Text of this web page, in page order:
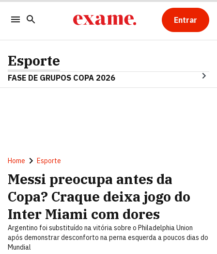
Entrar
Esporte
FASE DE GRUPOS COPA 2026
Home Esporte
Messi preocupa antes da
Copa? Craque deixa jogo do
Inter Miami com dores
Argentino foi substituído na vitória sobre o Philadelphia Union
após demonstrar desconforto na perna esquerda a poucos dias do
Mundial